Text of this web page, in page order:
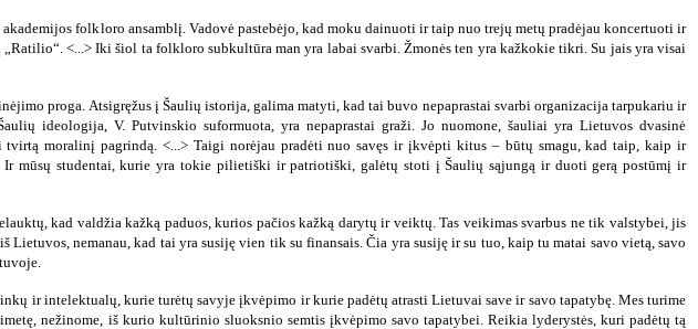
folkloro ansamblį. Vadovė pastebėjo, kad moku dainuoti ir taip nuo trejų metų pradėjau koncertuoti ir
<...> Iki šiol ta folkloro subkultūra man yra labai svarbi. Žmonės ten yra kažkokie tikri. Su jais yra visai
proga. Atsigręžus į Šaulių istorija, galima matyti, kad tai buvo nepaprastai svarbi organizacija tarpukariu ir
ideologija, V. Putvinskio suformuota, yra nepaprastai graži. Jo nuomone, šauliai yra Lietuvos dvasinė
moralinį pagrindą. <...> Taigi norėjau pradėti nuo savęs ir įkvėpti kitus – būtų smagu, kad taip, kaip ir
mūsų studentai, kurie yra tokie pilietiški ir patriotiški, galėtų stoti į Šaulių sąjungą ir duoti gerą postūmį ir
kad valdžia kažką paduos, kurios pačios kažką darytų ir veiktų. Tas veikimas svarbus ne tik valstybei, jis
nemanau, kad tai yra susiję vien tik su finansais. Čia yra susiję ir su tuo, kaip tu matai savo vietą, savo
ir intelektualų, kurie turėtų savyje įkvėpimo ir kurie padėtų atrasti Lietuvai save ir savo tapatybę. Mes turime
nežinome, iš kurio kultūrinio sluoksnio semtis įkvėpimo savo tapatybei. Reikia lyderystės, kuri padėtų tą